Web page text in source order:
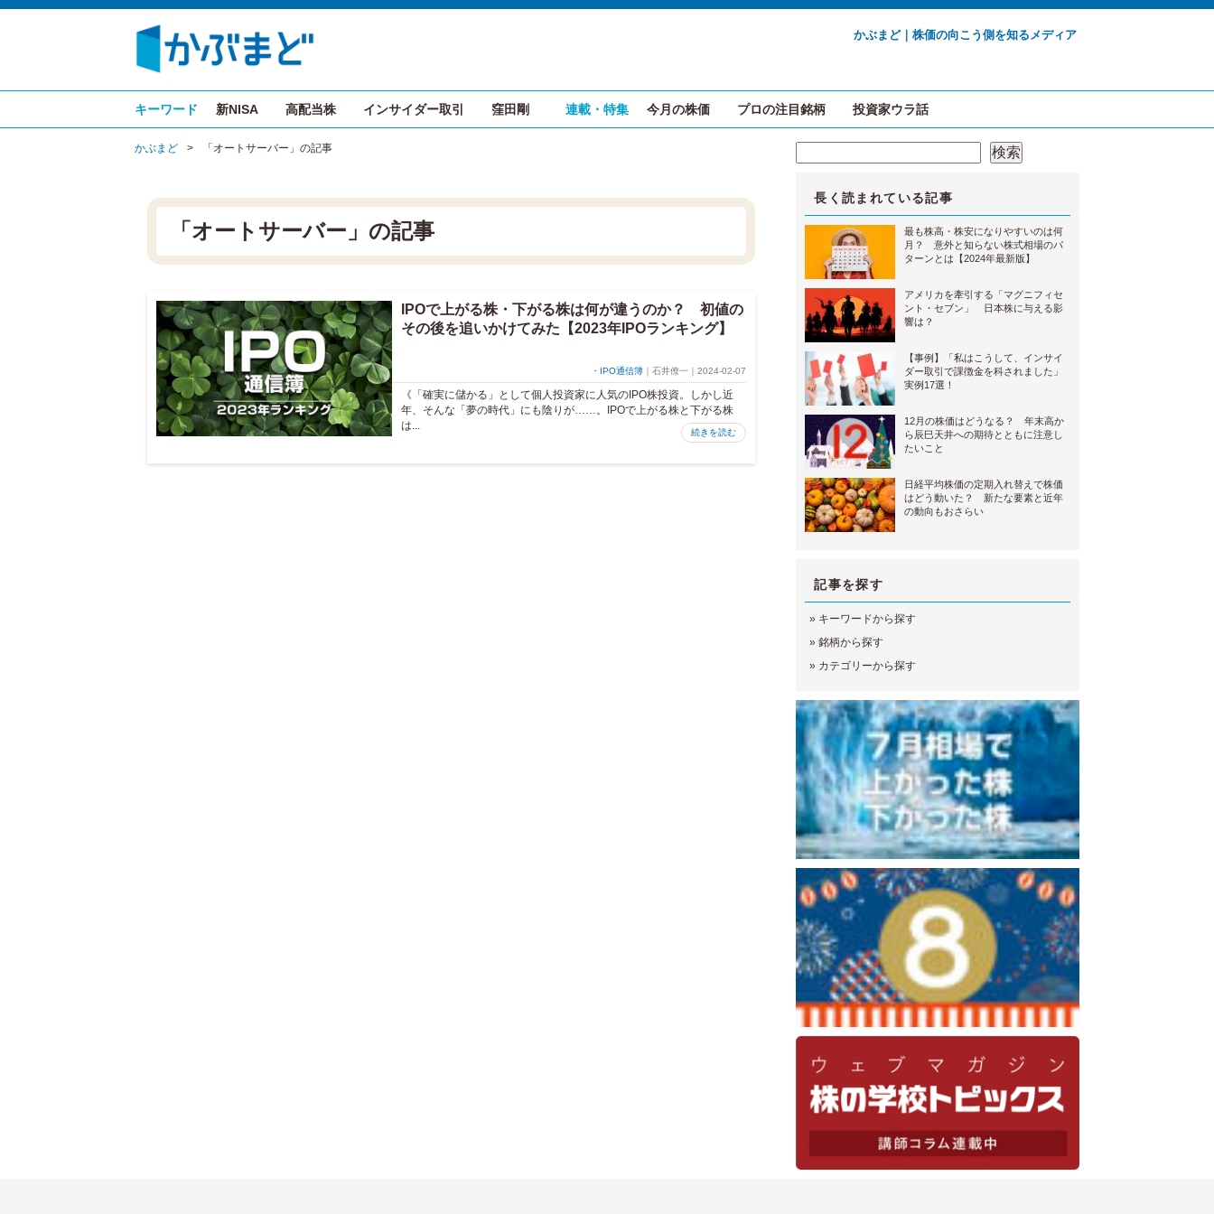
かぶまど｜株価の向こう側を知るメディア
キーワード 新NISA 高配当株 インサイダー取引 窪田剛 連載・特集 今月の株価 プロの注目銘柄 投資家ウラ話
かぶまど > 「オートサーバー」の記事
「オートサーバー」の記事
IPOで上がる株・下がる株は何が違うのか？ 初値の
その後を追いかけてみた【2023年IPOランキング】
・IPO通信簿｜石井僚一｜2024-02-07
《「確実に儲かる」として個人投資家に人気のIPO株投資。しかし近
年、そんな「夢の時代」にも陰りが……。IPOで上がる株と下がる株
は...
続きを読む
検索
長く読まれている記事
最も株高・株安になりやすいのは何
月？ 意外と知らない株式相場のパ
ターンとは【2024年最新版】
アメリカを牽引する「マグニフィセ
ント・セブン」 日本株に与える影
響は？
【事例】「私はこうして、インサイ
ダー取引で課徴金を科されました」
実例17選！
12月の株価はどうなる？ 年末高か
ら辰巳天井への期待とともに注意し
たいこと
日経平均株価の定期入れ替えで株価
はどう動いた？ 新たな要素と近年
の動向もおさらい
記事を探す
» キーワードから探す
»銘柄から探す
» カテゴリーから探す